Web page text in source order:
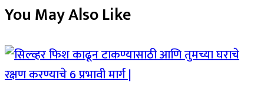
You May Also Like